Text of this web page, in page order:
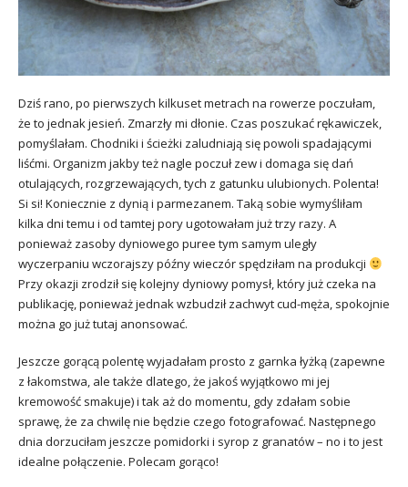
Dziś rano, po pierwszych kilkuset metrach na rowerze poczułam,
że to jednak jesień. Zmarzły mi dłonie. Czas poszukać rękawiczek,
pomyślałam. Chodniki i ścieżki zaludniają się powoli spadającymi
liśćmi. Organizm jakby też nagle poczuł zew i domaga się dań
otulających, rozgrzewających, tych z gatunku ulubionych. Polenta!
Si si! Koniecznie z dynią i parmezanem. Taką sobie wymyśliłam
kilka dni temu i od tamtej pory ugotowałam już trzy razy. A
ponieważ zasoby dyniowego puree tym samym uległy
wyczerpaniu wczorajszy późny wieczór spędziłam na produkcji
Przy okazji zrodził się kolejny dyniowy pomysł, który już czeka na
publikację, ponieważ jednak wzbudził zachwyt cud-męża, spokojnie
można go już tutaj anonsować.
Jeszcze gorącą polentę wyjadałam prosto z garnka łyżką (zapewne
z łakomstwa, ale także dlatego, że jakoś wyjątkowo mi jej
kremowość smakuje) i tak aż do momentu, gdy zdałam sobie
sprawę, że za chwilę nie będzie czego fotografować. Następnego
dnia dorzuciłam jeszcze pomidorki i syrop z granatów – no i to jest
idealne połączenie. Polecam gorąco!